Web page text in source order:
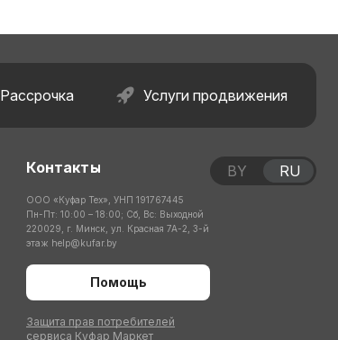
Рассрочка Услуги продвижения
Контакты
ООО «Куфар Тех», УНП 191767445
Пн-Пт: 10:00 – 18:00; Сб, Вс: Выходной
220029, г. Минск, ул. Красная 7А-2, 3-й
этаж help@kufar.by
Помощь
Защита прав потребителей
сервиса Куфар Маркет
BY RU